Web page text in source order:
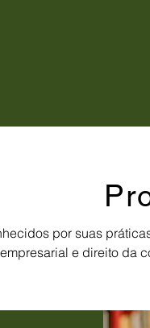
por suas
empresarial e direito da